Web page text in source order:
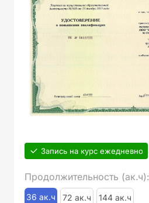
Запись на курс ежедневно
Продолжительность (ак.ч):
36 ак.ч 72 ак.ч 144 ак.ч